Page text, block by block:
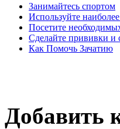
Занимайтесь спортом
Используйте
Посетите
Сделайте прививки и
Как Помочь Зачатию
Добавить